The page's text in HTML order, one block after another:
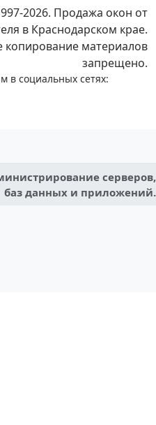
2026. Продажа окон от
в Краснодарском крае.
копирование материалов
запрещено.
в социальных сетях:
серверов,
баз данных и приложений.